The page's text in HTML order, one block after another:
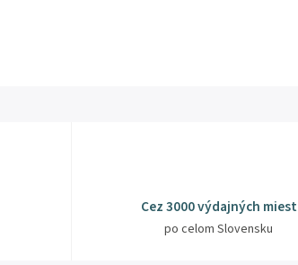
Cez 3000 výdajných miest
po celom Slovensku